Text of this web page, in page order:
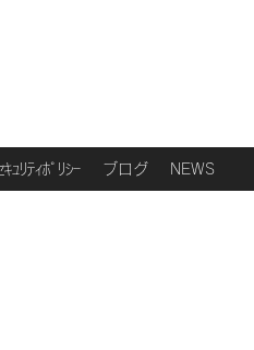
ｷｭﾘﾃｨﾎﾟﾘｼｰ ブログ NEWS